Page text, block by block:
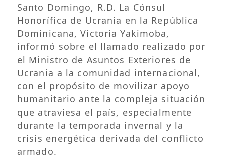
Santo Domingo, R.D. La Cónsul
Honorífica de Ucrania en la República
Dominicana, Victoria Yakimoba,
informó sobre el llamado realizado por
el Ministro de Asuntos Exteriores de
Ucrania a la comunidad internacional,
con el propósito de movilizar apoyo
humanitario ante la compleja situación
que atraviesa el país, especialmente
durante la temporada invernal y la
crisis energética derivada del conflicto
armado.